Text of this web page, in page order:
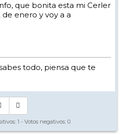
que bonita esta mi Cerler
enero y voy a a
todo, piensa que te
1 - Votos negativos: 0